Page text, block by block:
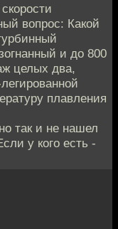
вопрос: Какой
и до 800
целых два,
плавления
так и не нашел
у кого есть -